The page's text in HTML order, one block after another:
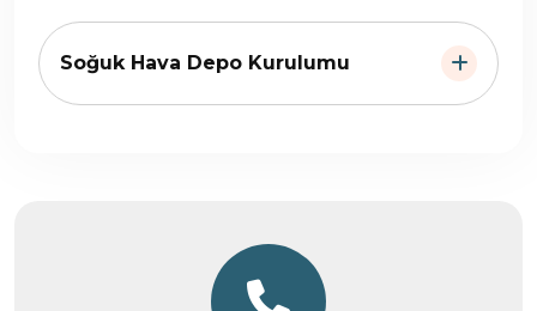
Soğuk Hava Depo Kurulumu